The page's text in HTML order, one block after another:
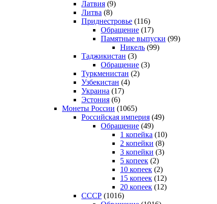
Латвия (9)
Литва (8)
Приднестровье (116)
Обращение (17)
Памятные выпуски (99)
Никель (99)
Таджикистан (3)
Обращение (3)
Туркменистан (2)
Узбекистан (4)
Украина (17)
Эстония (6)
Монеты России (1065)
Российская империя (49)
Обращение (49)
1 копейка (10)
2 копейки (8)
3 копейки (3)
5 копеек (2)
10 копеек (2)
15 копеек (12)
20 копеек (12)
СССР (1016)